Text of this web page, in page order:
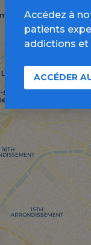
Accédez à
patients
addictions et
ACCÉDER